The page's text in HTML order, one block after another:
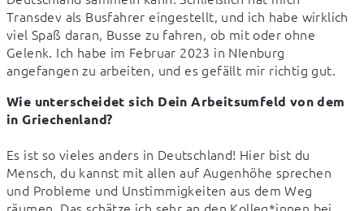
Transdev als Busfahrer eingestellt, und ich habe wirklich
viel Spaß daran, Busse zu fahren, ob mit oder ohne
Gelenk. Ich habe im Februar 2023 in NIenburg
angefangen zu arbeiten, und es gefällt mir richtig gut.
Wie unterscheidet sich Dein Arbeitsumfeld von dem
in Griechenland?
Es ist so vieles anders in Deutschland! Hier bist du
Mensch, du kannst mit allen auf Augenhöhe sprechen
und Probleme und Unstimmigkeiten aus dem Weg